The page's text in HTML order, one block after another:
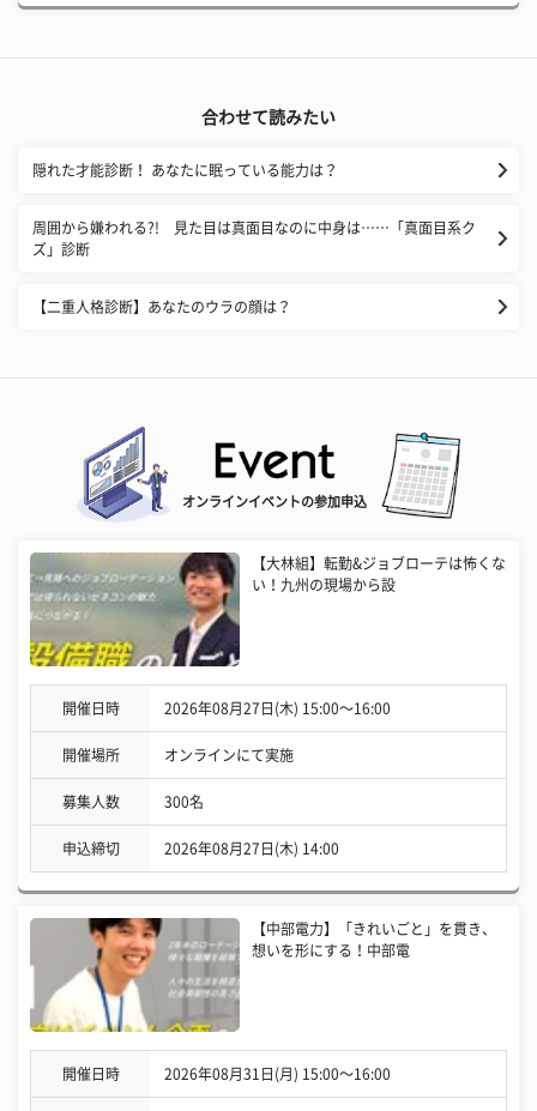
合わせて読みたい
隠れた才能診断！ あなたに眠っている能力は？
周囲から嫌われる?! 見た目は真面目なのに中身は……「真面目系ク
ズ」診断
【二重人格診断】あなたのウラの顔は？
オンラインイベントの参加申込
【大林組】転勤&ジョブローテは怖くな
い！九州の現場から設
開催日時 2026年08月27日(木) 15:00〜16:00
開催場所 オンラインにて実施
募集人数 300名
申込締切 2026年08月27日(木) 14:00
【中部電力】「きれいごと」を貫き、
想いを形にする！中部電
開催日時 2026年08月31日(月) 15:00〜16:00